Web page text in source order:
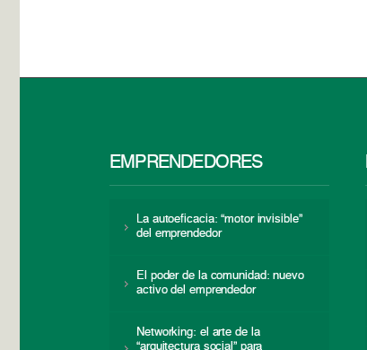
EMPRENDEDORES
La autoeficacia: “motor invisible”
del emprendedor
El poder de la comunidad: nuevo
activo del emprendedor
Networking: el arte de la
“arquitectura social” para